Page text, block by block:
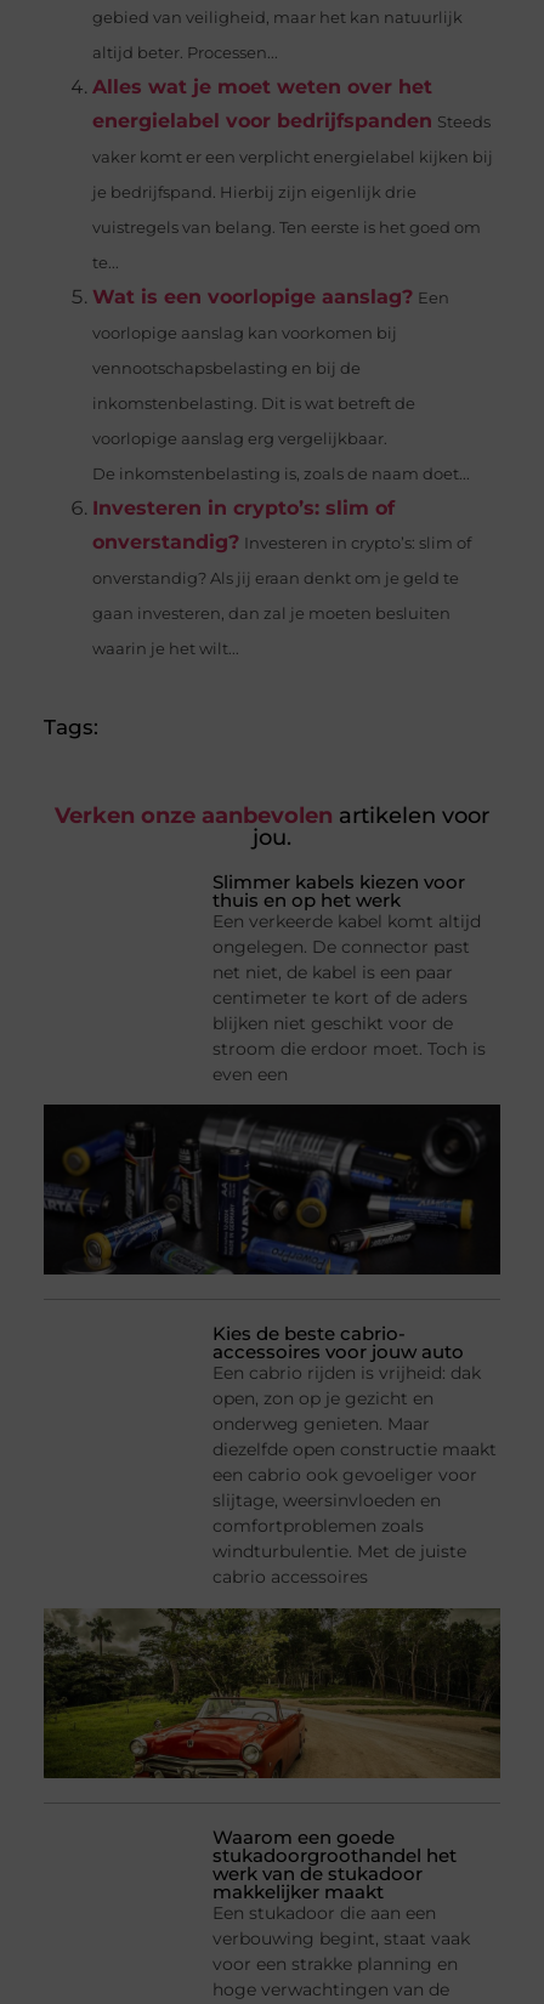
gebied van veiligheid, maar het kan natuurlijk
altijd beter. Processen...
Alles wat je moet weten over het
energielabel voor bedrijfspanden Steeds
vaker komt er een verplicht energielabel kijken bij
je bedrijfspand. Hierbij zijn eigenlijk drie
vuistregels van belang. Ten eerste is het goed om
te...
Wat is een voorlopige aanslag? Een
voorlopige aanslag kan voorkomen bij
vennootschapsbelasting en bij de
inkomstenbelasting. Dit is wat betreft de
voorlopige aanslag erg vergelijkbaar.
De inkomstenbelasting is, zoals de naam doet...
Investeren in crypto’s: slim of
onverstandig? Investeren in crypto’s: slim of
onverstandig? Als jij eraan denkt om je geld te
gaan investeren, dan zal je moeten besluiten
waarin je het wilt...
Tags:
Verken onze aanbevolen artikelen voor
jou.
Slimmer kabels kiezen voor
thuis en op het werk
Een verkeerde kabel komt altijd
ongelegen. De connector past
net niet, de kabel is een paar
centimeter te kort of de aders
blijken niet geschikt voor de
stroom die erdoor moet. Toch is
even een
Kies de beste cabrio-
accessoires voor jouw auto
Een cabrio rijden is vrijheid: dak
open, zon op je gezicht en
onderweg genieten. Maar
diezelfde open constructie maakt
een cabrio ook gevoeliger voor
slijtage, weersinvloeden en
comfortproblemen zoals
windturbulentie. Met de juiste
cabrio accessoires
Waarom een goede
stukadoorgroothandel het
werk van de stukadoor
makkelijker maakt
Een stukadoor die aan een
verbouwing begint, staat vaak
voor een strakke planning en
hoge verwachtingen van de